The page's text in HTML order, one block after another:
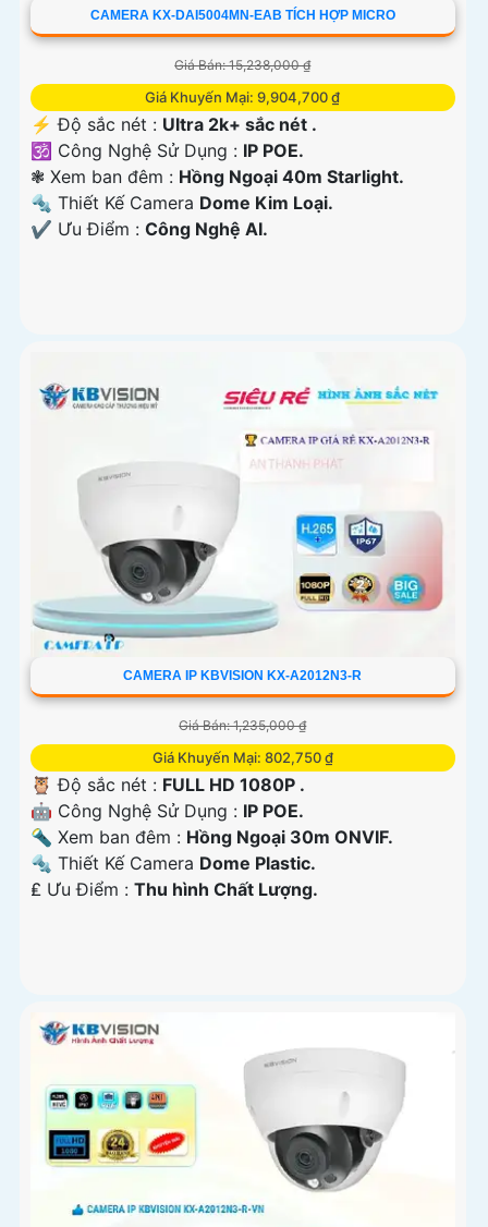
CAMERA KX-DAI5004MN-EAB TÍCH HỢP MICRO
Giá Bán: 15,238,000 ₫
Giá Khuyến Mại: 9,904,700 ₫
️⚡ Độ sắc nét : Ultra 2k+ sắc nét .
🕉️ Công Nghệ Sử Dụng : IP POE.
❃ Xem ban đêm : Hồng Ngoại 40m Starlight.
🔩 Thiết Kế Camera Dome Kim Loại.
️✔️ Ưu Điểm : Công Nghệ AI.
CAMERA IP KBVISION KX-A2012N3-R
Giá Bán: 1,235,000 ₫
Giá Khuyến Mại: 802,750 ₫
🦉 Độ sắc nét : FULL HD 1080P .
🤖️ Công Nghệ Sử Dụng : IP POE.
🔦 Xem ban đêm : Hồng Ngoại 30m ONVIF.
🔩 Thiết Kế Camera Dome Plastic.
️₤ Ưu Điểm : Thu hình Chất Lượng.